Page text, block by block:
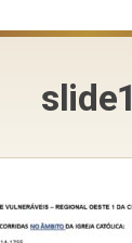
slide1